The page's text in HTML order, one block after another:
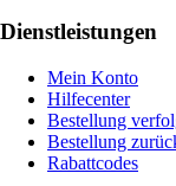
Dienstleistungen
Mein Konto
Hilfecenter
Bestellung
Bestellung
Rabattcodes